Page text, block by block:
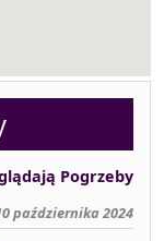
Pogrzeby
października 2024